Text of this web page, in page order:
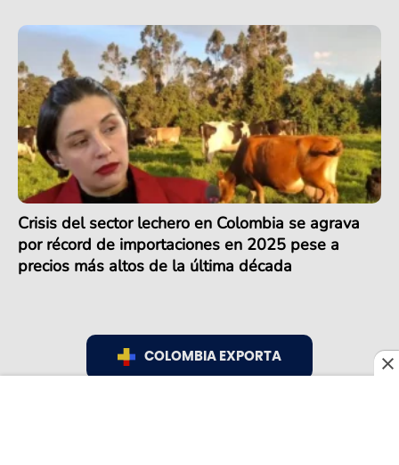
Crisis del sector lechero en Colombia se agrava
por récord de importaciones en 2025 pese a
precios más altos de la última década
COLOMBIA EXPORTA